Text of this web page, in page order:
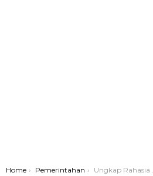
You are here:
Home Pemerintahan Ungkap Rahasia Kotak 9: Garut Siapkan 1.000 ASN Masuk Mesin Talenta untuk Reformasi Birokrasi 2025